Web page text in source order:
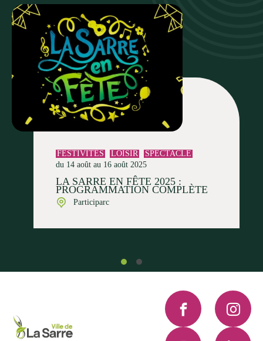
FESTIVITÉS LOISIR
SPECTACLE
du 14 août au 16 août 2025
LA SARRE EN FÊTE 2025 :
PROGRAMMATION COMPLÈTE
Participarc
Facebook
YouTube